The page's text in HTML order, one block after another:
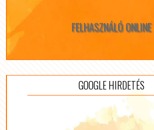
FELHASZNÁLÓ ONLINE
GOOGLE HIRDETÉS